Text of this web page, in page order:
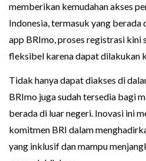
memberikan kemudahan akses
Indonesia, termasuk yang berada
app BRImo, proses registrasi kini
fleksibel karena dapat dilakukan
Tidak hanya dapat diakses di
BRImo juga sudah tersedia bagi
berada di luar negeri. Inovasi ini
komitmen BRI dalam
yang inklusif dan mampu